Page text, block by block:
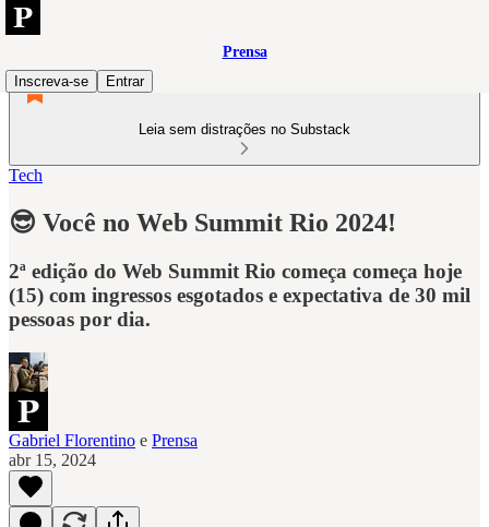
Prensa
Inscreva-se
Entrar
Leia sem distrações no Substack
Tech
😎 Você no Web Summit Rio 2024!
2ª edição do Web Summit Rio começa começa hoje
(15) com ingressos esgotados e expectativa de 30 mil
pessoas por dia.
Gabriel Florentino e Prensa
abr 15, 2024